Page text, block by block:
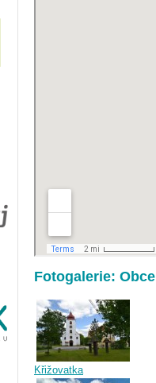
Fotogalerie: Obce
Křižovatka